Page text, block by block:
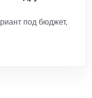
под бюджет,